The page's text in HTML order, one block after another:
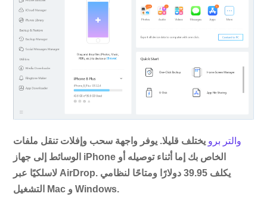
والتر برو يختلف قليلا. يوفر واجهة سحب وإفلات تنقل ملفات
الوسائط إلى جهاز iPhone الخاص بك إما أثناء توصيله أو
لاسلكيًا عبر AirDrop. يكلف 39.95 دولارًا ومتاحًا لنظامي
التشغيل Mac و Windows.